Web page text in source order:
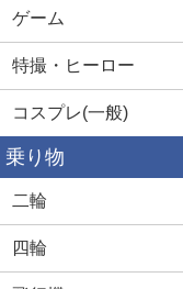
ゲーム
特撮・ヒーロー
コスプレ(一般)
乗り物
二輪
四輪